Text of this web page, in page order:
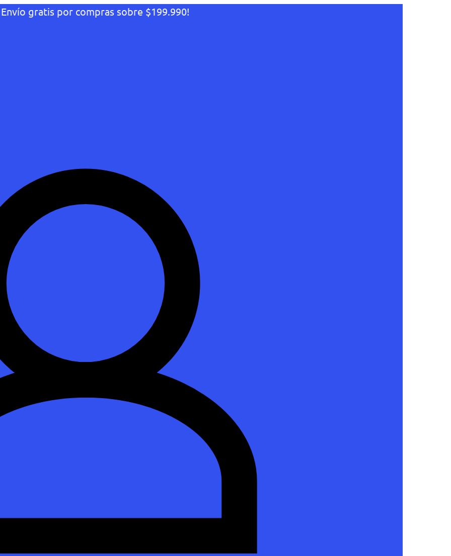
gratis por compras sobre $199.990!